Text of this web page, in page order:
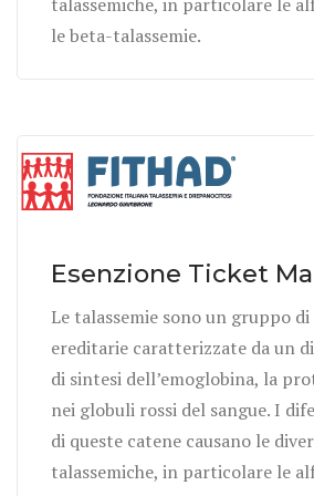
le beta-talassemie.
Esenzione Ticket
Le talassemie sono un gruppo
ereditarie caratterizzate da un
di sintesi dell’emoglobina, la
nei globuli rossi del sangue. I
di queste catene causano le
talassemiche, in particolare le